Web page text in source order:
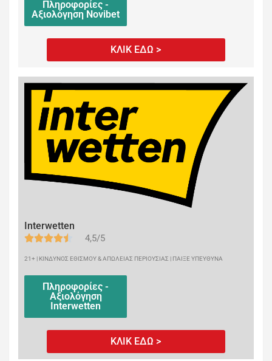
Πληροφορίες -
Αξιολόγηση Novibet
ΚΛΙΚ ΕΔΩ >
Interwetten
4,5/5
21+ | ΚΙΝΔΥΝΟΣ ΕΘΙΣΜΟΥ & ΑΠΩΛΕΙΑΣ ΠΕΡΙΟΥΣΙΑΣ | ΠΑΙΞΕ ΥΠΕΥΘΥΝΑ
Πληροφορίες -
Αξιολόγηση
Interwetten
ΚΛΙΚ ΕΔΩ >